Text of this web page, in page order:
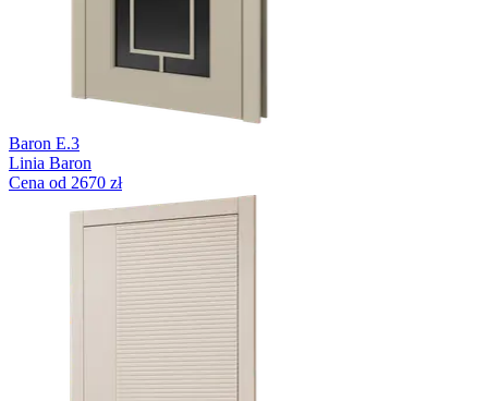
Baron E.3
Linia Baron
Cena od 2670 zł